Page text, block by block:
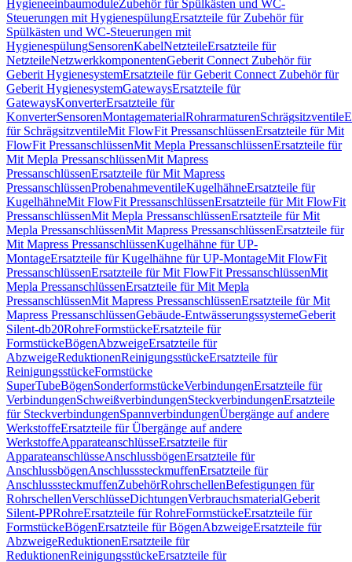
HygieneeinbaumoduleZubehör für Spülkästen und WC-
Steuerungen mit HygienespülungErsatzteile für Zubehör für
Spülkästen und WC-Steuerungen mit
HygienespülungSensorenKabelNetzteileErsatzteile für
NetzteileNetzwerkkomponentenGeberit Connect Zubehör für
Geberit HygienesystemErsatzteile für Geberit Connect Zubehör für
Geberit HygienesystemGatewaysErsatzteile für
GatewaysKonverterErsatzteile für
KonverterSensorenMontagematerialRohrarmaturenSchrägsitzventile
für SchrägsitzventileMit FlowFit PressanschlüssenErsatzteile für Mit
FlowFit PressanschlüssenMit Mepla PressanschlüssenErsatzteile für
Mit Mepla PressanschlüssenMit Mapress
PressanschlüssenErsatzteile für Mit Mapress
PressanschlüssenProbenahmeventileKugelhähneErsatzteile für
KugelhähneMit FlowFit PressanschlüssenErsatzteile für Mit FlowFit
PressanschlüssenMit Mepla PressanschlüssenErsatzteile für Mit
Mepla PressanschlüssenMit Mapress PressanschlüssenErsatzteile für
Mit Mapress PressanschlüssenKugelhähne für UP-
MontageErsatzteile für Kugelhähne für UP-MontageMit FlowFit
PressanschlüssenErsatzteile für Mit FlowFit PressanschlüssenMit
Mepla PressanschlüssenErsatzteile für Mit Mepla
PressanschlüssenMit Mapress PressanschlüssenErsatzteile für Mit
Mapress PressanschlüssenGebäude-EntwässerungssystemeGeberit
Silent-db20RohreFormstückeErsatzteile für
FormstückeBögenAbzweigeErsatzteile für
AbzweigeReduktionenReinigungsstückeErsatzteile für
ReinigungsstückeFormstücke
SuperTubeBögenSonderformstückeVerbindungenErsatzteile für
VerbindungenSchweißverbindungenSteckverbindungenErsatzteile
für SteckverbindungenSpannverbindungenÜbergänge auf andere
WerkstoffeErsatzteile für Übergänge auf andere
WerkstoffeApparateanschlüsseErsatzteile für
ApparateanschlüsseAnschlussbögenErsatzteile für
AnschlussbögenAnschlusssteckmuffenErsatzteile für
AnschlusssteckmuffenZubehörRohrschellenBefestigungen für
RohrschellenVerschlüsseDichtungenVerbrauchsmaterialGeberit
Silent-PPRohreErsatzteile für RohreFormstückeErsatzteile für
FormstückeBögenErsatzteile für BögenAbzweigeErsatzteile für
AbzweigeReduktionenErsatzteile für
ReduktionenReinigungsstückeErsatzteile für